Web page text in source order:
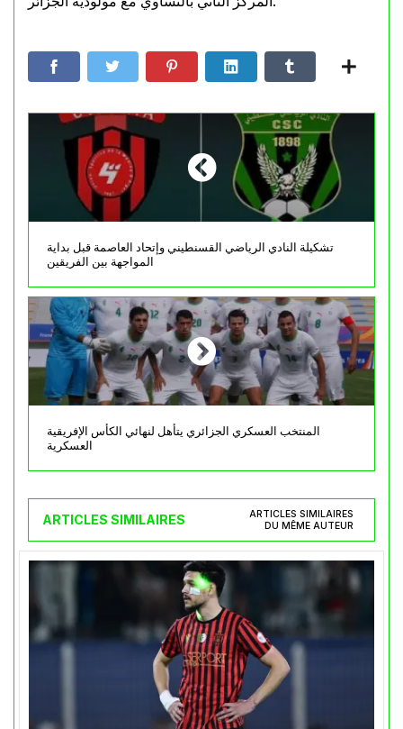
تشكيلة النادي الرياضي القسنطيني وإتحاد العاصمة قبل بداية
المواجهة بين الفريقين
المنتخب العسكري الجزائري يتأهل لنهائي الكأس الإفريقية
العسكرية
ARTICLES SIMILAIRES
ARTICLES SIMILAIRES
DU MÊME AUTEUR